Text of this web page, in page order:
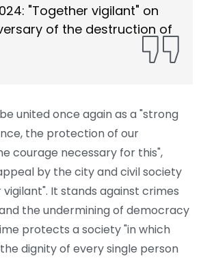
"Together vigilant" on
of the destruction of
united once again as a "strong
the protection of our
courage necessary for this",
by the city and civil society
It stands against crimes
the undermining of democracy
protects a society "in which
dignity of every single person